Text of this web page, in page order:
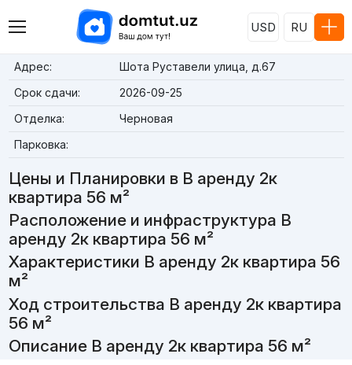
USD RU
Адрес:
Шота Руставели улица, д.67
Срок сдачи:
2026-09-25
Отделка:
Черновая
Парковка:
Цены и Планировки в В аренду 2к
квартира 56 м²
Расположение и инфраструктура В
аренду 2к квартира 56 м²
Характеристики В аренду 2к квартира 56
м²
Ход строительства В аренду 2к квартира
56 м²
Описание В аренду 2к квартира 56 м²